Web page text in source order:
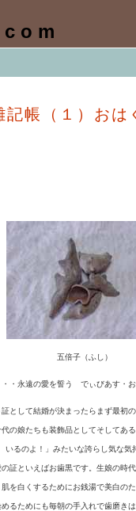
記帳（１）おは
五倍子（ふし）
・・永遠の愛を誓う でぃびあす・
として結婚が決まったらまず最初
の娘たちも装飾品としてそしてあ
いるのよ！」みたいな誇らし気な気
証といえばお歯黒です。生娘の時
を白くするためにお銭湯で美白の
るためにも毎朝の手入れで歯磨き